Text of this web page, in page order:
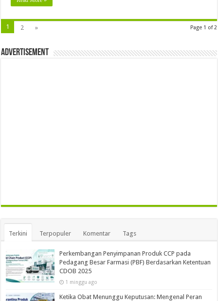
Page 1 of 2
1 2 »
Advertisement
Terkini Terpopuler Komentar Tags
Perkembangan Penyimpanan Produk CCP pada
Pedagang Besar Farmasi (PBF) Berdasarkan Ketentuan
CDOB 2025
1 minggu ago
Ketika Obat Menunggu Keputusan: Mengenal Peran